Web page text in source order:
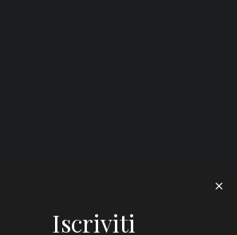
Iscriviti